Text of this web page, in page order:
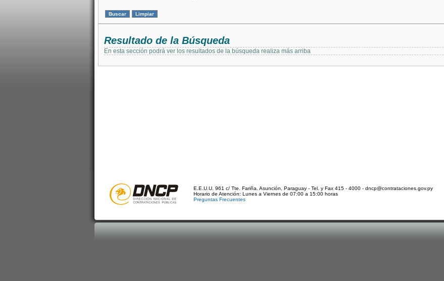
Resultado de la Búsqueda
En esta sección podrá ver los resultados de la búsqueda realiza más arriba
E.E.U.U. 961 c/ Tte. Fariña. Asunción, Paraguay - Tel. y Fax 415 - 4000 - dncp@contrataciones.gov.py
Horario de Atención: Lunes a Viernes de 07:00 a 15:00 horas
Preguntas Frecuentes